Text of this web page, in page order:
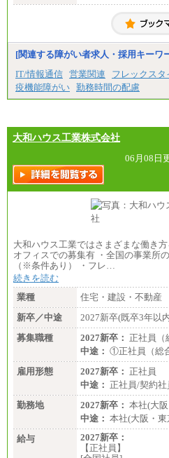
[関連する障がい者求人・採用キーワ
IT/情報通信 営業関連 フレックス
疫機能障がい 勤務時間の配慮
大和ハウス工業株式会社
06月08日
大和ハウス工業ではさまざまな働き
オフィスでの募集有 ・全国の事業所
（※条件あり） ・フレ…
続きを読む
業種
住宅・建設・不動産
新卒／中途
2027新卒(既卒3年以
募集職種
2027新卒： 正社員
中途： ①正社員（総
雇用形態
2027新卒： 正社員
中途： 正社員/契約社
勤務地
2027新卒： 本社(大
中途： 本社(大阪・
給与
2027新卒：
【正社員】